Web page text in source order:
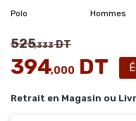
Polo
Hommes
525,333DT
394,000 DT
Retrait en Magasin ou